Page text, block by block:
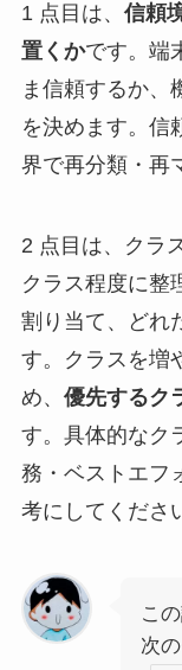
1 点目は、 信頼
置くかです。端
ま信頼するか、
を決めます。信
界で再分類・再
2 点目は、クラ
クラス程度に整
割り当て、どれ
す。クラスを増
め、 優先するク
す。具体的なク
務・ベストエフ
考にしてくださ
こ
次